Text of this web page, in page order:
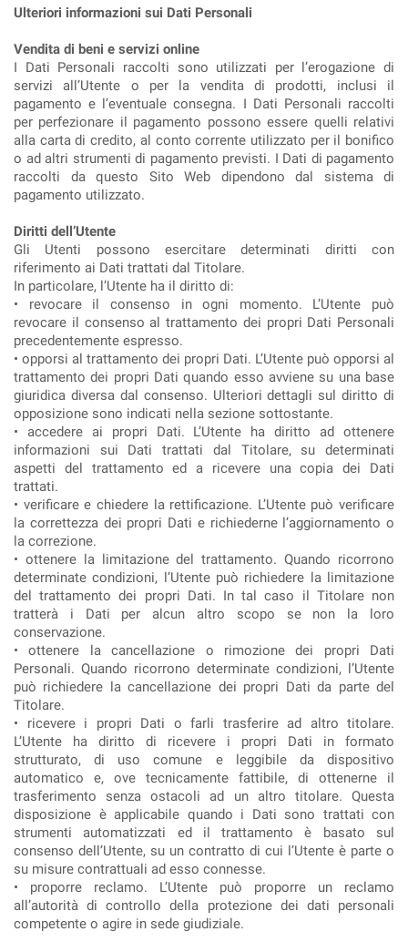
Ulteriori informazioni sui Dati Personali
Vendita di beni e servizi online
I Dati Personali raccolti sono utilizzati per l’erogazione di
servizi all’Utente o per la vendita di prodotti, inclusi il
pagamento e l’eventuale consegna. I Dati Personali raccolti
per perfezionare il pagamento possono essere quelli relativi
alla carta di credito, al conto corrente utilizzato per il bonifico
o ad altri strumenti di pagamento previsti. I Dati di pagamento
raccolti da questo Sito Web dipendono dal sistema di
pagamento utilizzato.
Diritti dell’Utente
Gli Utenti possono esercitare determinati diritti con
riferimento ai Dati trattati dal Titolare.
In particolare, l’Utente ha il diritto di:
• revocare il consenso in ogni momento. L’Utente può
revocare il consenso al trattamento dei propri Dati Personali
precedentemente espresso.
• opporsi al trattamento dei propri Dati. L’Utente può opporsi al
trattamento dei propri Dati quando esso avviene su una base
giuridica diversa dal consenso. Ulteriori dettagli sul diritto di
opposizione sono indicati nella sezione sottostante.
• accedere ai propri Dati. L’Utente ha diritto ad ottenere
informazioni sui Dati trattati dal Titolare, su determinati
aspetti del trattamento ed a ricevere una copia dei Dati
trattati.
• verificare e chiedere la rettificazione. L’Utente può verificare
la correttezza dei propri Dati e richiederne l’aggiornamento o
la correzione.
• ottenere la limitazione del trattamento. Quando ricorrono
determinate condizioni, l’Utente può richiedere la limitazione
del trattamento dei propri Dati. In tal caso il Titolare non
tratterà i Dati per alcun altro scopo se non la loro
conservazione.
• ottenere la cancellazione o rimozione dei propri Dati
Personali. Quando ricorrono determinate condizioni, l’Utente
può richiedere la cancellazione dei propri Dati da parte del
Titolare.
• ricevere i propri Dati o farli trasferire ad altro titolare.
L’Utente ha diritto di ricevere i propri Dati in formato
strutturato, di uso comune e leggibile da dispositivo
automatico e, ove tecnicamente fattibile, di ottenerne il
trasferimento senza ostacoli ad un altro titolare. Questa
disposizione è applicabile quando i Dati sono trattati con
strumenti automatizzati ed il trattamento è basato sul
consenso dell’Utente, su un contratto di cui l’Utente è parte o
su misure contrattuali ad esso connesse.
• proporre reclamo. L’Utente può proporre un reclamo
all’autorità di controllo della protezione dei dati personali
competente o agire in sede giudiziale.